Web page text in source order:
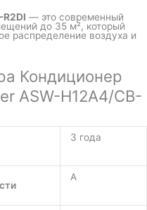
— это современный
до 35 м², который
распределение воздуха и
Кондиционер
ASW-H12A4/СB-
3 года
A